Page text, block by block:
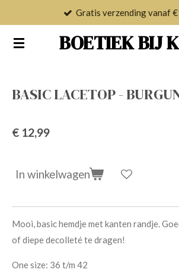
naar
BOETIEK BIJ
Gratis verzending vanaf €150
BASIC LACETOP -
€ 12,99
In winkelwagen
Mooi, basic hemdje met kanten randje.
of diepe decolleté te dragen!
One size: 36 t/m 42